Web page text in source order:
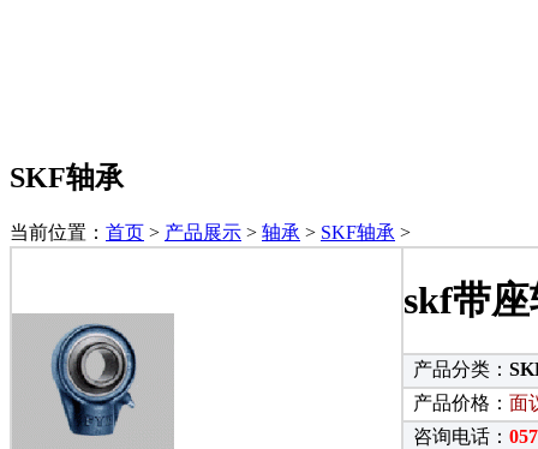
SKF轴承
当前位置： 首页 > 产品展示 > 轴承 > SKF轴承 >
skf带
产品分类：
产品价格： 面
咨询电话：